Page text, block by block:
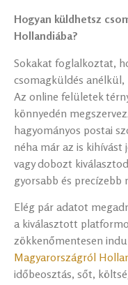
Hogyan küldhetsz
Hollandiába?
Sokakat foglalkoztat,
csomagküldés
Az online felületek
könnyedén
hagyományos postai
néha már az is
vagy dobozt
gyorsabb és precízebb
Elég pár adatot
a kiválasztott
zökkenőmentesen
Magyarországról
időbeosztás, sőt,